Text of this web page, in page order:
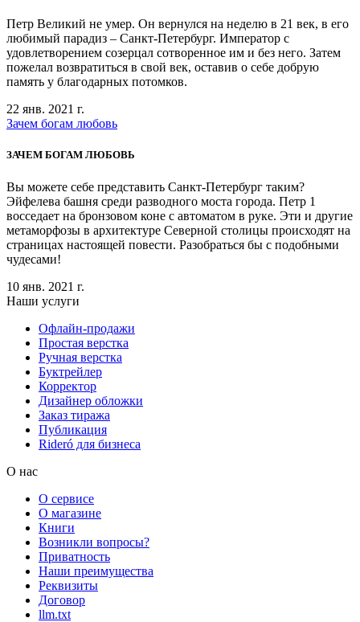
Петр Великий не умер. Он вернулся на неделю в 21 век, в его
любимый парадиз – Санкт-Петербург. Император с
удовлетворением созерцал сотворенное им и без него. Затем
пожелал возвратиться в свой век, оставив о себе добрую
память у благодарных потомков.
22 янв. 2021 г.
Зачем богам любовь
ЗАЧЕМ БОГАМ ЛЮБОВЬ
Вы можете себе представить Санкт-Петербург таким?
Эйфелева башня среди разводного моста города. Петр 1
восседает на бронзовом коне с автоматом в руке. Эти и другие
метаморфозы в архитектуре Северной столицы происходят на
страницах настоящей повести. Разобраться бы с подобными
чудесами!
10 янв. 2021 г.
Наши услуги
Офлайн-продажи
Простая верстка
Ручная верстка
Буктрейлер
Корректор
Дизайнер обложки
Заказ тиража
Публикация
Rideró для бизнеса
О нас
О сервисе
О магазине
Книги
Возникли вопросы?
Приватность
Наши преимущества
Реквизиты
Договор
llm.txt